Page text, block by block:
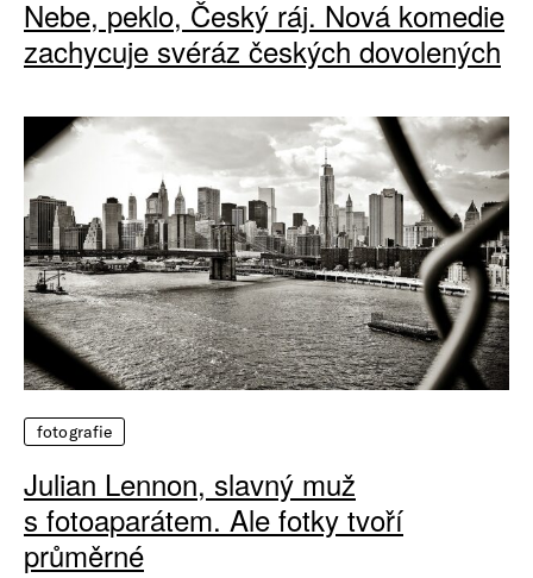
Nebe, peklo, Český ráj. Nová komedie
zachycuje svéráz českých dovolených
fotografie
Julian Lennon, slavný muž
s fotoaparátem. Ale fotky tvoří
průměrné